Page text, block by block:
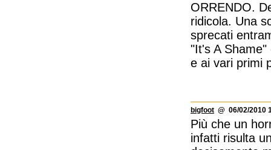
ORRENDO.
ridicola. Una
sprecati
"It's A
e ai vari primi
bigfoot @ 06/02/2010
Più che un
infatti risulta